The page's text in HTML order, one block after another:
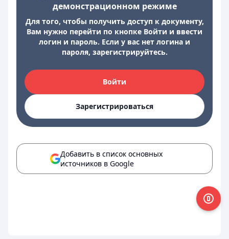
демонстрационном режиме
Для того, чтобы получить доступ к документу,
Вам нужно перейти по кнопке Войти и ввести
логин и пароль. Если у вас нет логина и
пароля, зарегистрируйтесь.
Войти
Зарегистрироваться
Добавить в список основных
источников в Google